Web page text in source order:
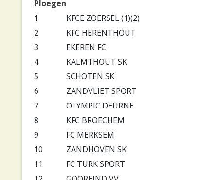
Ploegen
1
KFCE ZOERSEL (1)(2)
2
KFC HERENTHOUT
3
EKEREN FC
4
KALMTHOUT SK
5
SCHOTEN SK
6
ZANDVLIET SPORT
7
OLYMPIC DEURNE
8
KFC BROECHEM
9
FC MERKSEM
10
ZANDHOVEN SK
11
FC TURK SPORT